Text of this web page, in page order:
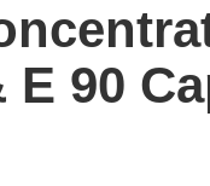
90
era: